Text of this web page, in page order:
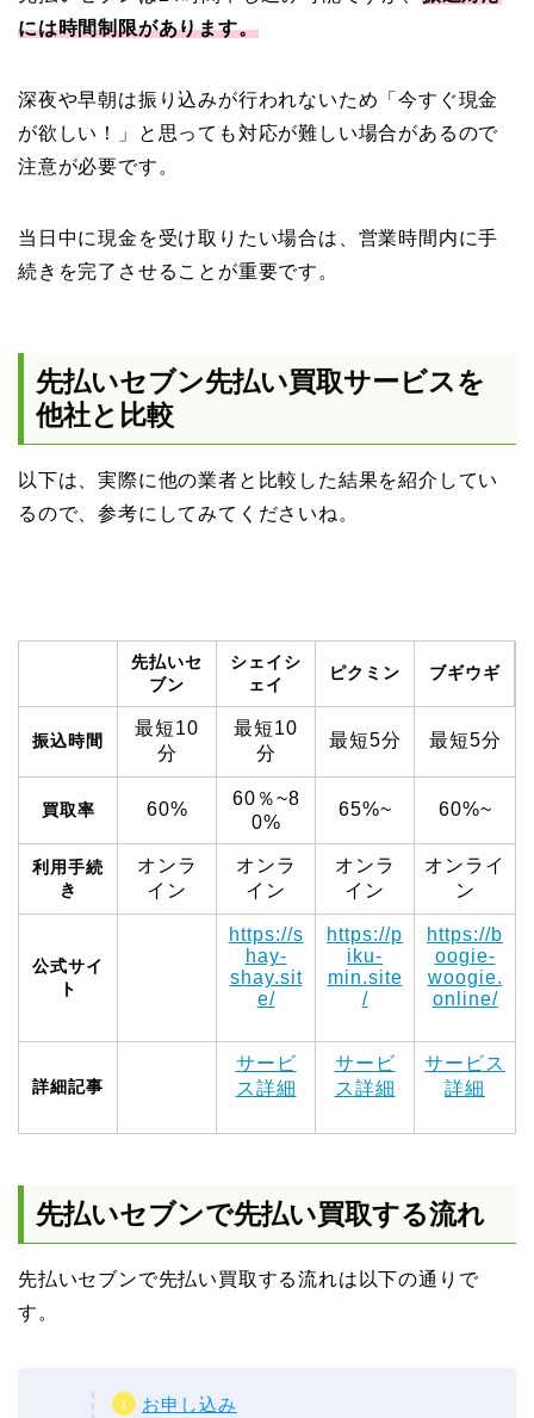
には時間制限があります。
深夜や早朝は振り込みが行われないため「今すぐ現金
が欲しい！」と思っても対応が難しい場合があるので
注意が必要です。
当日中に現金を受け取りたい場合は、営業時間内に手
続きを完了させることが重要です。
先払いセブン先払い買取サービスを
他社と比較
以下は、実際に他の業者と比較した結果を紹介してい
るので、参考にしてみてくださいね。
先払いセ
ブン
シェイシ
ェイ
ピクミン ブギウギ
振込時間
最短10
分
最短10
分
最短5分 最短5分
買取率 60%
60％~8
0%
65%~ 60%~
利用手続
き
オンラ
イン
オンラ
イン
オンラ
イン
オンライ
ン
公式サイ
ト
https://s
hay-
shay.sit
e/
https://p
iku-
min.site
/
https://b
oogie-
woogie.
online/
詳細記事
サービ
ス詳細
サービ
ス詳細
サービス
詳細
先払いセブンで先払い買取する流れ
先払いセブンで先払い買取する流れは以下の通りで
す。
お申し込み